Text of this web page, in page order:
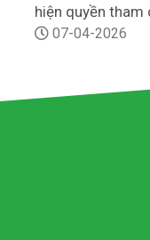
hiện quyền
thường niên năm
07-04-2026